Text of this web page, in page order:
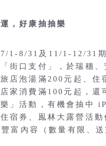
，好康抽抽樂
1-8/31及11/1-12/31
街口支付」，於瑞穗、
店泡湯滿200元起、住
家消費滿100元起，還
」活動，有機會抽中
宿券、鳯林大露營活動
富內容（數量有限、送